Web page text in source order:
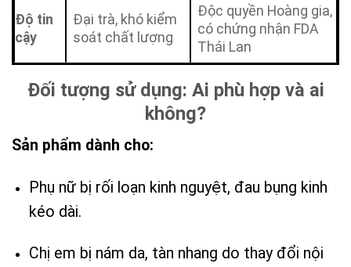
Độ tin
cậy
Đại trà, khó kiểm
soát chất lượng
Độc quyền Hoàng gia,
có chứng nhận FDA
Thái Lan
Đối tượng sử dụng: Ai phù hợp và ai
không?
Sản phẩm dành cho:
Phụ nữ bị rối loạn kinh nguyệt, đau bụng kinh
kéo dài.
Chị em bị nám da, tàn nhang do thay đổi nội